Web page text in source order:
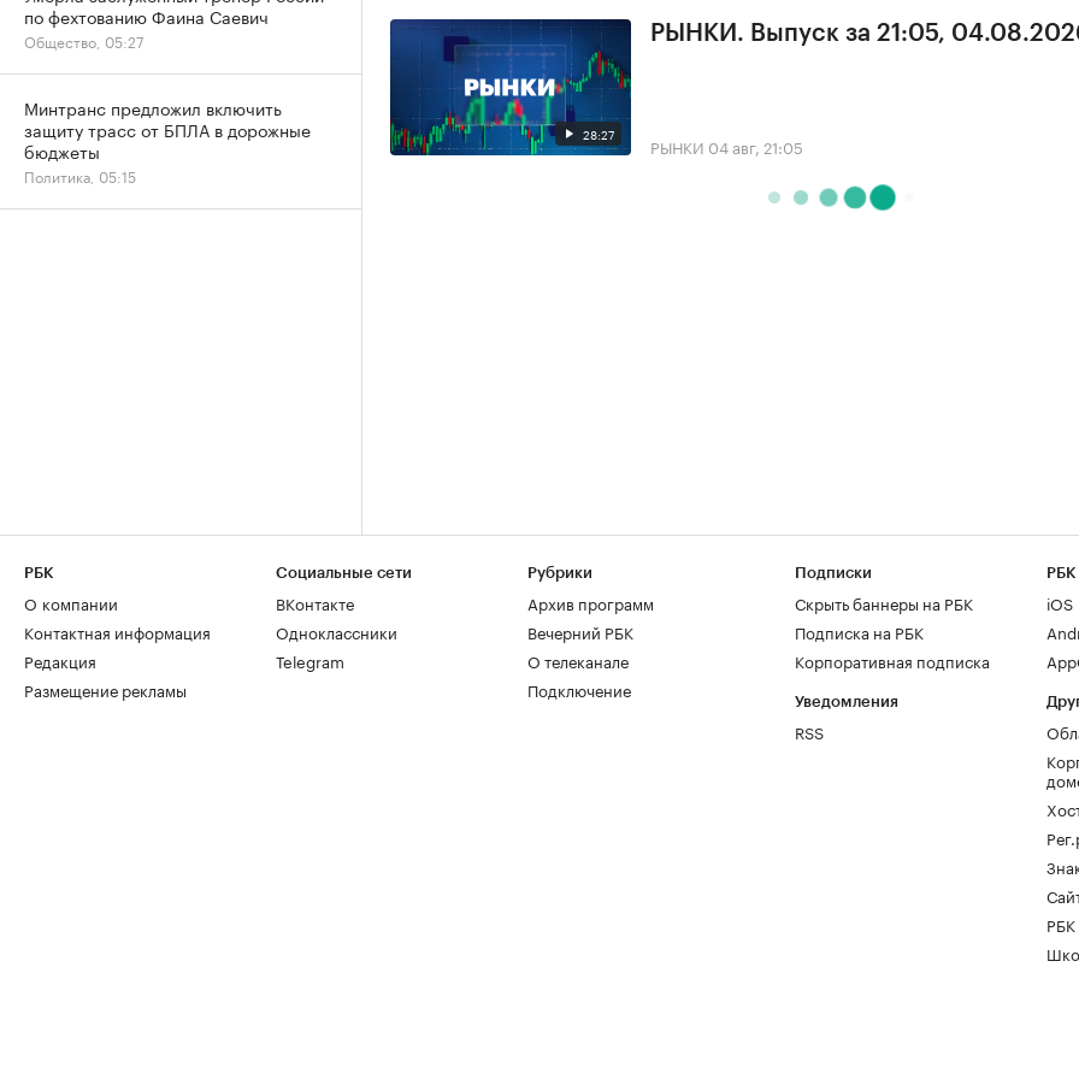
28:27
РЫНКИ. Выпуск за 21:05,
РЫНКИ 04 авг, 21:05
по фехтованию Фаина Саевич
Общество, 05:27
Минтранс предложил включить
защиту трасс от БПЛА в дорожные
бюджеты
Политика, 05:15
РБК
О компании
Контактная информация
Редакция
Размещение рекламы
Социальные сети
ВКонтакте
Одноклассники
Telegram
Рубрики
Архив программ
Вечерний РБК
О телеканале
Подключение
Подписки
Скрыть баннеры на РБК
Подписка на РБК
Корпоративная подписка
Уведомления
RSS
РБК
iOS